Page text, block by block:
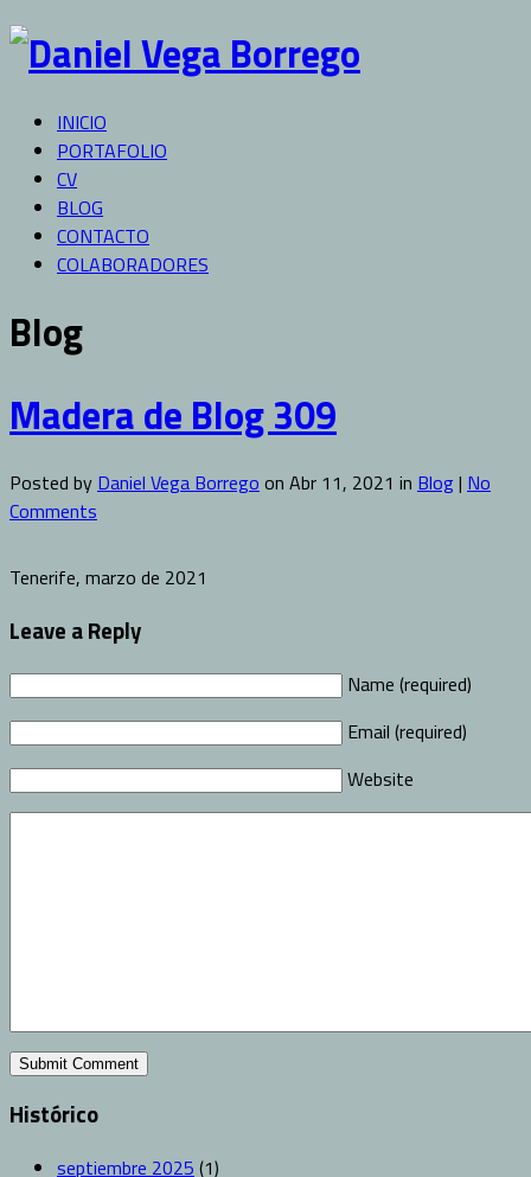
INICIO
PORTAFOLIO
CV
BLOG
CONTACTO
COLABORADORES
Blog
Madera de Blog 309
Posted by Daniel Vega Borrego on Abr 11, 2021 in Blog| No
Comments
Tenerife, marzo de 2021
Leave a Reply
Name (required)
Email (required)
Website
Histórico
septiembre 2025 (1)